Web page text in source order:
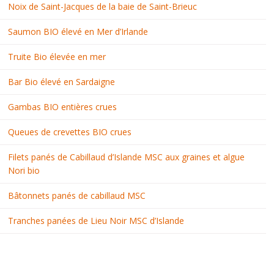
Noix de Saint-Jacques de la baie de Saint-Brieuc
Saumon BIO élevé en Mer d’Irlande
Truite Bio élevée en mer
Bar Bio élevé en Sardaigne
Gambas BIO entières crues
Queues de crevettes BIO crues
Filets panés de Cabillaud d’Islande MSC aux graines et algue
Nori bio
Bâtonnets panés de cabillaud MSC
Tranches panées de Lieu Noir MSC d’Islande